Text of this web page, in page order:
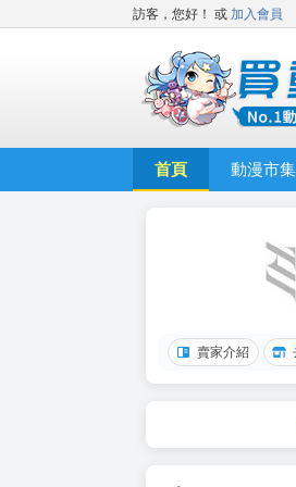
訪客，您好！ 或 加入會員
首頁 動漫市集
賣家介紹